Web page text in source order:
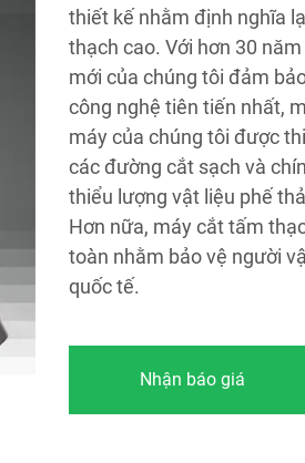
thiết kế nhằm định nghĩa
thạch cao. Với hơn 30
mới của chúng tôi đảm
công nghệ tiên tiến nhất,
máy của chúng tôi được
các đường cắt sạch và
thiểu lượng vật liệu phế
Hơn nữa, máy cắt tấm
toàn nhằm bảo vệ người
quốc tế.
Nhận báo giá